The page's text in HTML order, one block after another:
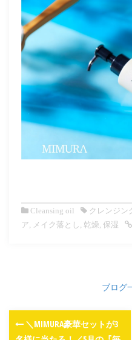
Cleansing oil クレンジン
ア, メイク落とし , 乾燥, 保湿
ブログ
＼MIMURA豪華セットが3